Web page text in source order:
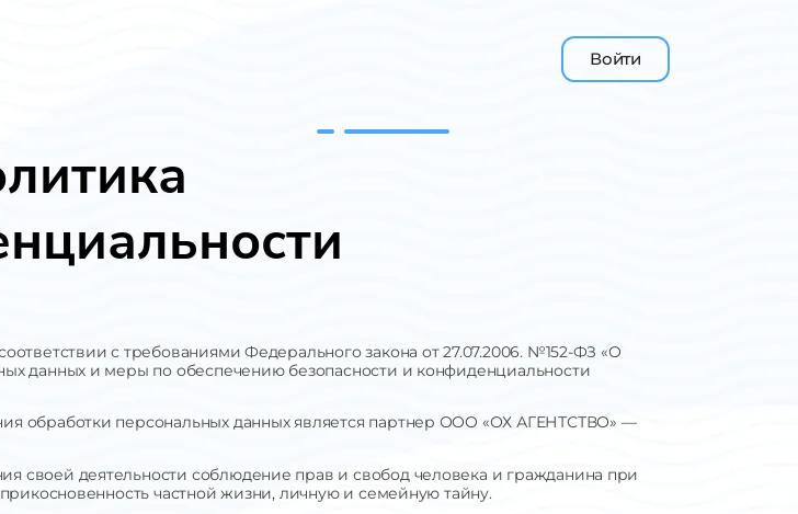
Войти
с требованиями Федерального закона от 27.07.2006. №152-ФЗ «О
данных и меры по обеспечению безопасности и конфиденциальности
обработки персональных данных является партнер ООО «ОХ АГЕНТСТВО» —
своей деятельности соблюдение прав и свобод человека и гражданина при
частной жизни, личную и семейную тайну.